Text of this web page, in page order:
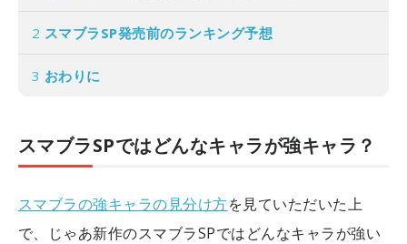
2 スマブラSP発売前のランキング予想
3 おわりに
スマブラSPではどんなキャラが強キャラ？
スマブラの強キャラの見分け方を見ていただいた上
で、じゃあ新作のスマブラSPではどんなキャラが強い